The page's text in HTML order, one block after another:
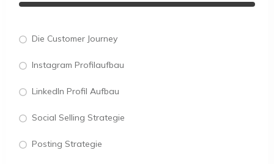
Die Customer Journey
Instagram Profilaufbau
LinkedIn Profil Aufbau
Social Selling Strategie
Posting Strategie